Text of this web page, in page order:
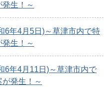
生！～
6年4月5日)～草津市内で特
生！～
6年4月11日)～草津市内で
発生！～